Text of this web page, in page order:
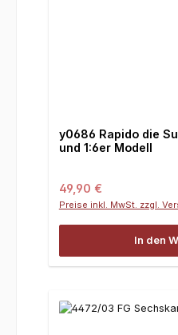
y0686 Rapido die
und 1:6er Modell
Regulärer Preis:
49,90 €
Preise inkl. MwSt. zzgl.
In den